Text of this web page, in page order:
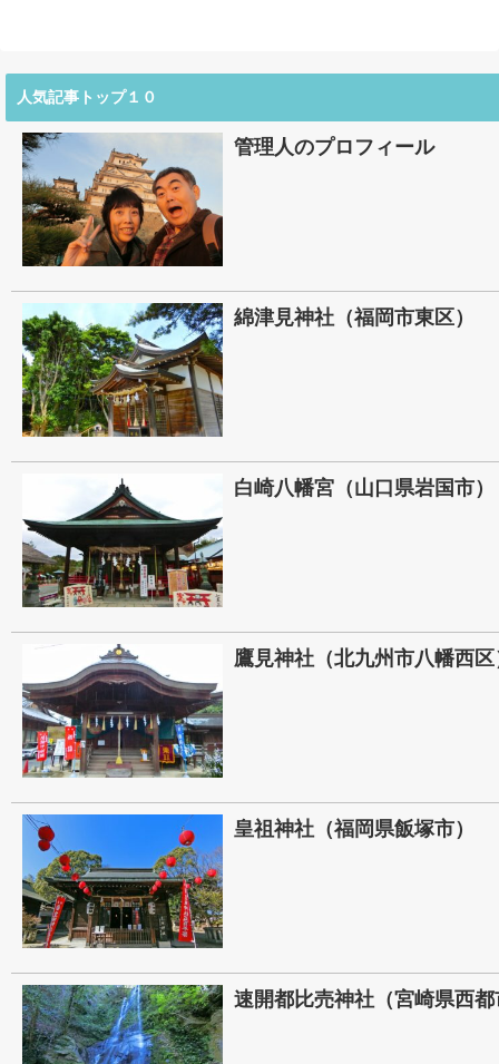
人気記事トップ１０
管理人のプロフィール
綿津見神社（福岡市東区）
白崎八幡宮（山口県岩国市）
鷹見神社（北九州市八幡西区
皇祖神社（福岡県飯塚市）
速開都比売神社（宮崎県西